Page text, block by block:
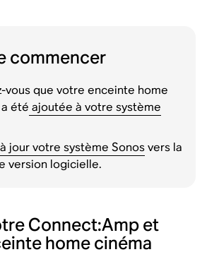
commencer
vous que votre enceinte home
été ajoutée à votre système
jour votre système Sonosvers la
version logicielle.
Connect:Amp et
home cinéma